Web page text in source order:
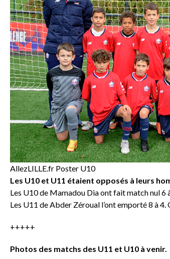
AllezLILLE.fr Poster U10
Les U10 et U11 étaient opposés à leurs
Les U10 de Mamadou Dia ont fait match nul 6
Les U11 de Abder Zéroual l’ont emporté 8 à
+++++
Photos des matchs des U11 et U10 à venir.